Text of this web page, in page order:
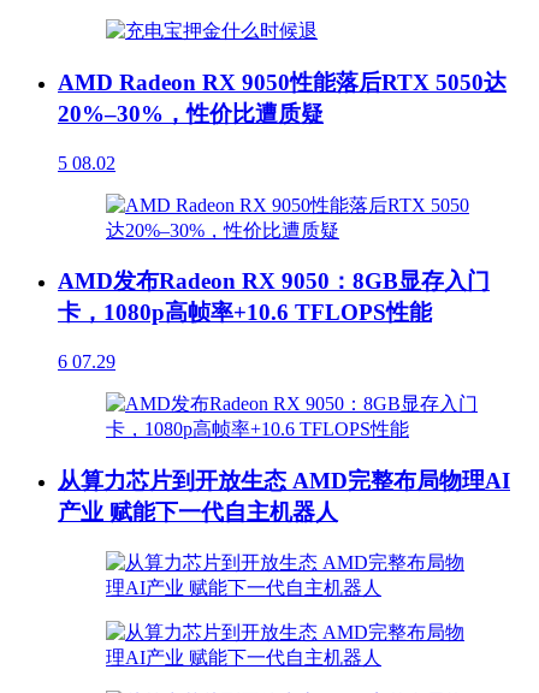
AMD Radeon RX 9050性能落后RTX 5050达
20%–30%，性价比遭质疑
5 08.02
AMD发布Radeon RX 9050：8GB显存入门
卡，1080p高帧率+10.6 TFLOPS性能
6 07.29
从算力芯片到开放生态 AMD完整布局物理AI
产业 赋能下一代自主机器人